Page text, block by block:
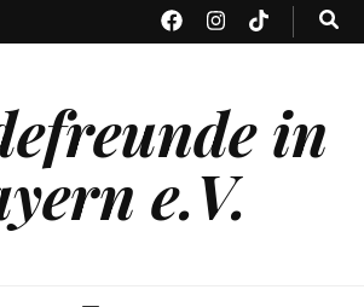
in
e.V.